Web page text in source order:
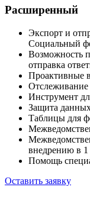
Расширенный
Экспорт и
Социальный
Возможность
отправка
Проактивные
Отслеживание
Инструмент
Защита
Таблицы для
внедрению в 1
Помощь
Оставить заявку